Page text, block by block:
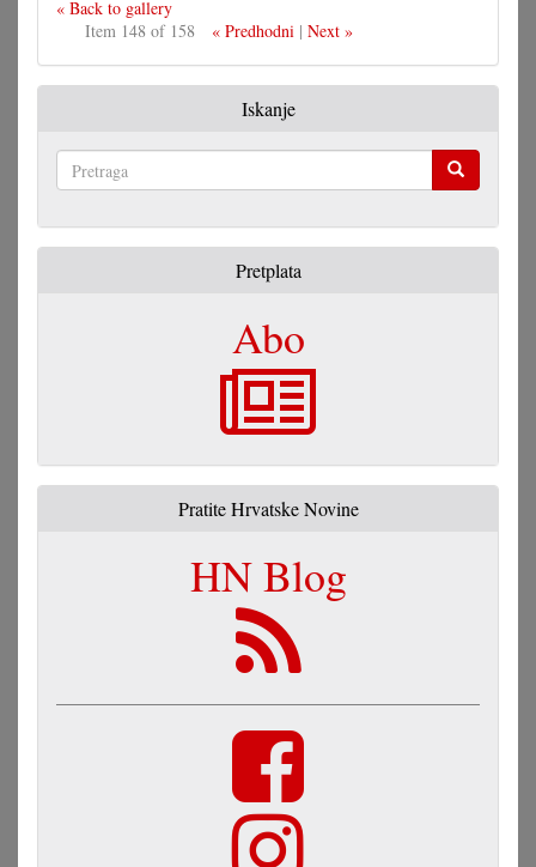
« Back to gallery
Item 148 of 158
« Predhodni| Next »
Iskanje
Pretplata
Abo
Pratite Hrvatske Novine
HN Blog